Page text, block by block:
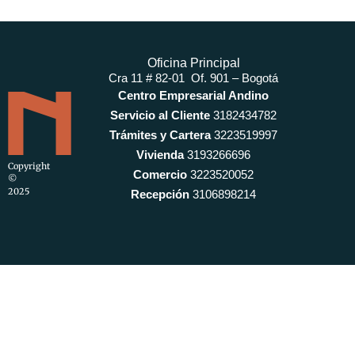
Copyright
©
2025
Oficina Principal
Cra 11 # 82-01 Of. 901 – Bogotá
Centro Empresarial Andino
Servicio al Cliente 3182434782
Trámites y Cartera3223519997
Vivienda3193266696
Comercio 3223520052
Recepción 3106898214